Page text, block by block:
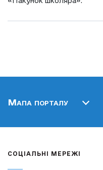
Мапа порталу
СОЦІАЛЬНІ МЕРЕЖІ